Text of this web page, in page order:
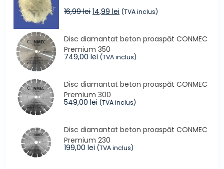
79,00 lei.
16,99lei Prețul
fost:
16,99 lei.
14,99 lei Prețul
14,99 lei.
(TVA inclus)
Disc diamantat beton proaspăt CONMEC
Premium 350
749,00 lei (TVA inclus)
Disc diamantat beton proaspăt CONMEC
Premium 300
549,00 lei (TVA inclus)
Disc diamantat beton proaspăt CONMEC
Premium 230
199,00 lei (TVA inclus)